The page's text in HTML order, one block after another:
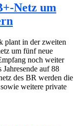
Netz um
plant in der zweiten
um fünf neue
noch weiter
auf 88
des BR werden die
weitere private